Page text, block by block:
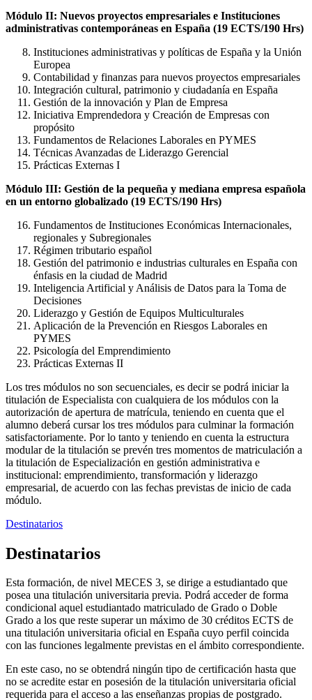
Módulo II: Nuevos proyectos empresariales e Instituciones
administrativas contemporáneas en España (19 ECTS/190 Hrs)
Instituciones administrativas y políticas de España y la Unión
Europea
Contabilidad y finanzas para nuevos proyectos empresariales
Integración cultural, patrimonio y ciudadanía en España
Gestión de la innovación y Plan de Empresa
Iniciativa Emprendedora y Creación de Empresas con
propósito
Fundamentos de Relaciones Laborales en PYMES
Técnicas Avanzadas de Liderazgo Gerencial
Prácticas Externas I
Módulo III: Gestión de la pequeña y mediana empresa española
en un entorno globalizado (19 ECTS/190 Hrs)
Fundamentos de Instituciones Económicas Internacionales,
regionales y Subregionales
Régimen tributario español
Gestión del patrimonio e industrias culturales en España con
énfasis en la ciudad de Madrid
Inteligencia Artificial y Análisis de Datos para la Toma de
Decisiones
Liderazgo y Gestión de Equipos Multiculturales
Aplicación de la Prevención en Riesgos Laborales en
PYMES
Psicología del Emprendimiento
Prácticas Externas II
Los tres módulos no son secuenciales, es decir se podrá iniciar la
titulación de Especialista con cualquiera de los módulos con la
autorización de apertura de matrícula, teniendo en cuenta que el
alumno deberá cursar los tres módulos para culminar la formación
satisfactoriamente. Por lo tanto y teniendo en cuenta la estructura
modular de la titulación se prevén tres momentos de matriculación a
la titulación de Especialización en gestión administrativa e
institucional: emprendimiento, transformación y liderazgo
empresarial, de acuerdo con las fechas previstas de inicio de cada
módulo.
Destinatarios
Destinatarios
Esta formación, de nivel MECES 3, se dirige a estudiantado que
posea una titulación universitaria previa. Podrá acceder de forma
condicional aquel estudiantado matriculado de Grado o Doble
Grado a los que reste superar un máximo de 30 créditos ECTS de
una titulación universitaria oficial en España cuyo perfil coincida
con las funciones legalmente previstas en el ámbito correspondiente.
En este caso, no se obtendrá ningún tipo de certificación hasta que
no se acredite estar en posesión de la titulación universitaria oficial
requerida para el acceso a las enseñanzas propias de postgrado.